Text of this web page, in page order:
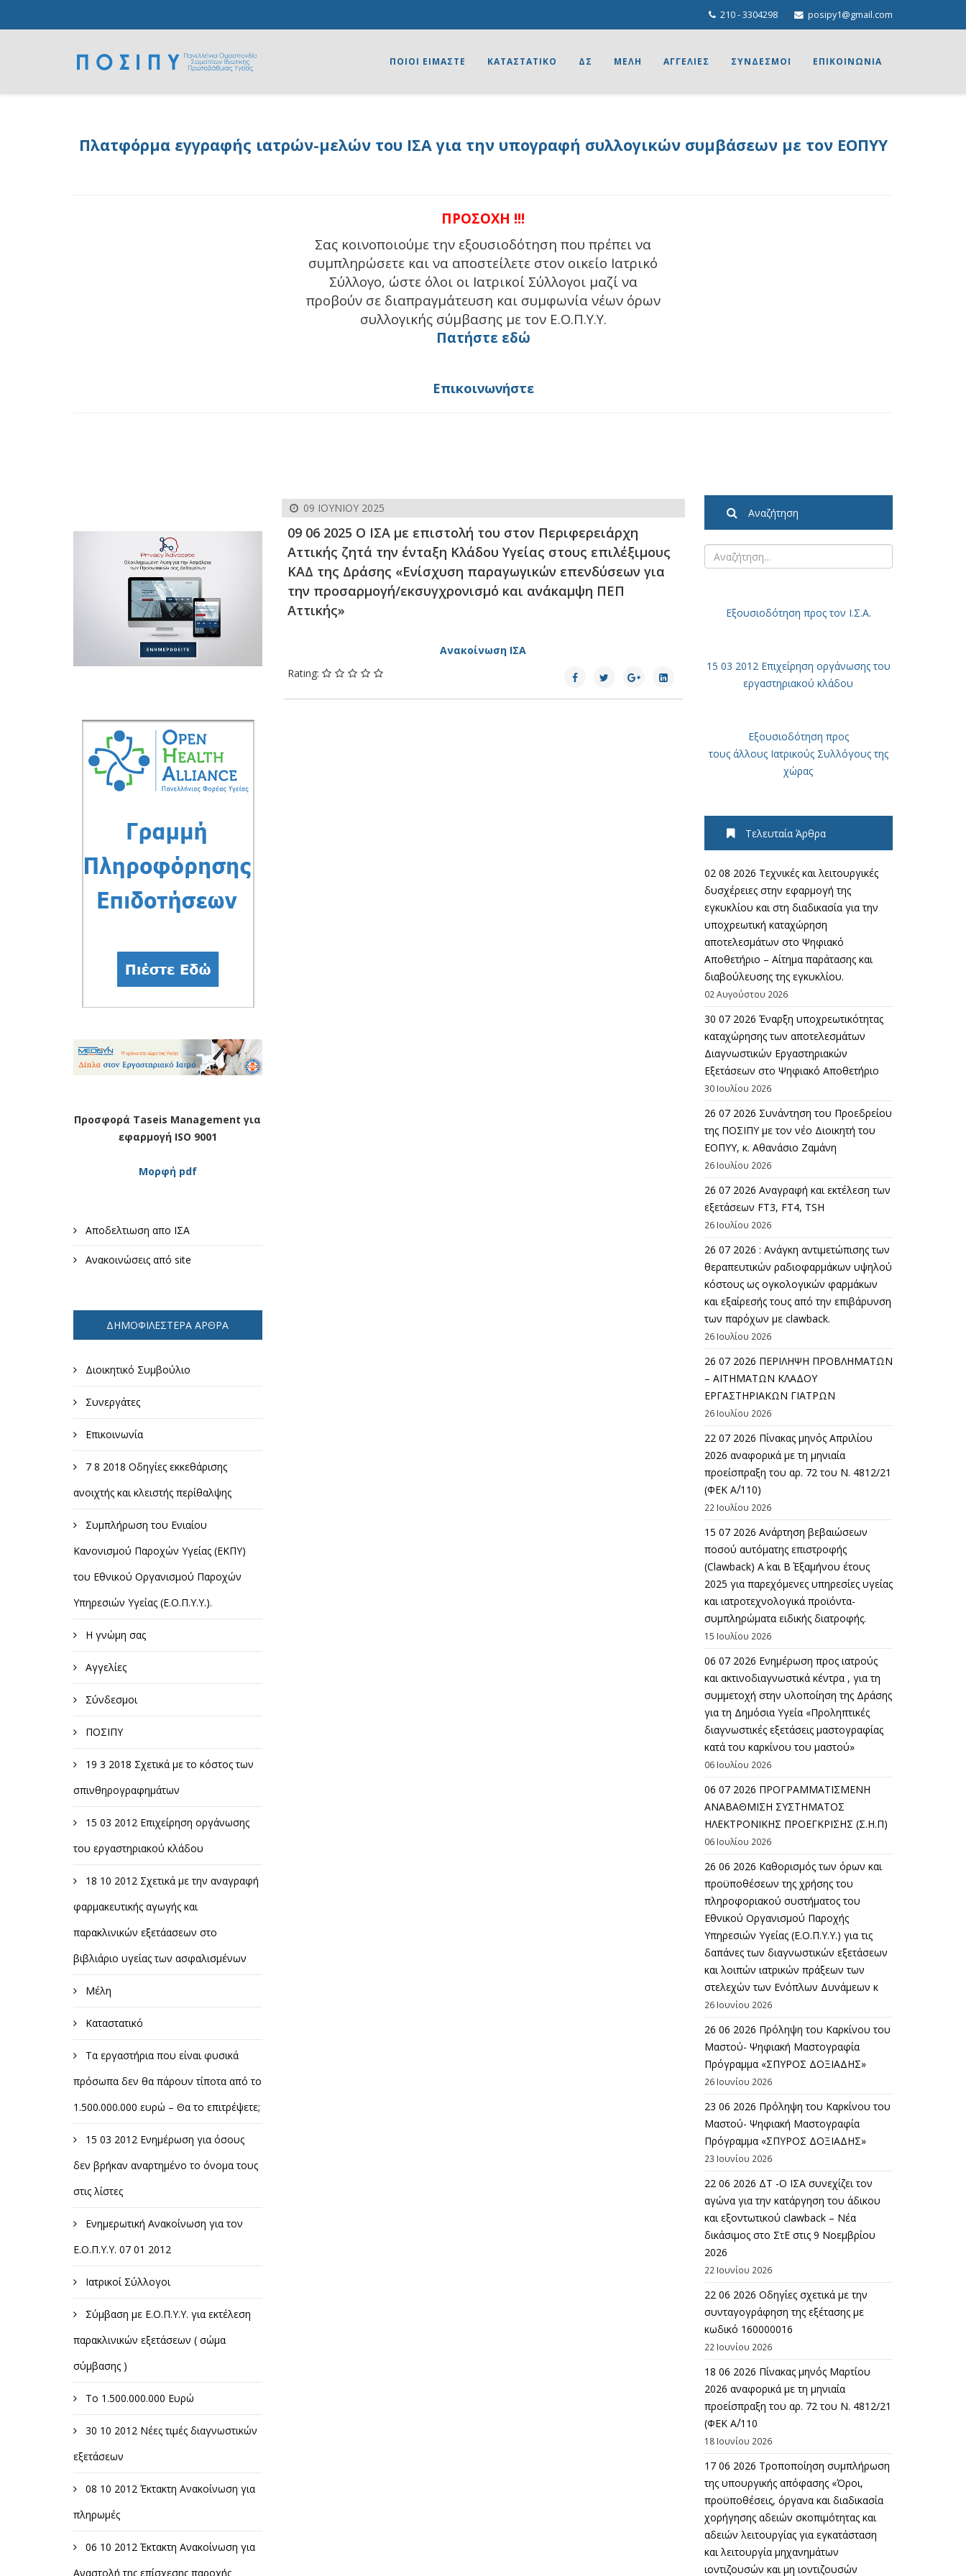
210 - 3304298 posipy1@gmail.com
ΠΟΙΟΙ ΕΙΜΑΣΤΕ ΚΑΤΑΣΤΑΤΙΚΟ ΔΣ ΜΕΛΗ ΑΓΓΕΛΙΕΣ ΣΥΝΔΕΣΜΟΙ ΕΠΙΚΟΙΝΩΝΙΑ
Πλατφόρμα εγγραφής ιατρών-μελών του ΙΣΑ για την υπογραφή συλλογικών συμβάσεων με τον ΕΟΠΥΥ
ΠΡΟΣΟΧΗ !!!
Σας κοινοποιούμε την εξουσιοδότηση που πρέπει να
συμπληρώσετε και να αποστείλετε στον οικείο Ιατρικό
Σύλλογο, ώστε όλοι οι Ιατρικοί Σύλλογοι μαζί να
προβούν σε διαπραγμάτευση και συμφωνία νέων όρων
συλλογικής σύμβασης με τον Ε.Ο.Π.Υ.Υ.
Πατήστε εδώ
Επικοινωνήστε
Προσφορά Taseis Management για
εφαρμογή ISO 9001
Μορφή pdf
Αποδελτιωση απο ΙΣΑ
Ανακοινώσεις από site
ΔΗΜΟΦΙΛΈΣΤΕΡΑ ΆΡΘΡΑ
Διοικητικό Συμβούλιο
Συνεργάτες
Επικοινωνία
7 8 2018 Οδηγίες εκκεθάρισης
ανοιχτής και κλειστής περίθαλψης
Συμπλήρωση του Ενιαίου
Κανονισμού Παροχών Υγείας (ΕΚΠΥ)
του Εθνικού Οργανισμού Παροχών
Υπηρεσιών Υγείας (Ε.Ο.Π.Υ.Υ.).
Η γνώμη σας
Αγγελίες
Σύνδεσμοι
ΠΟΣΙΠΥ
19 3 2018 Σχετικά με το κόστος των
σπινθηρογραφημάτων
15 03 2012 Επιχείρηση οργάνωσης
του εργαστηριακού κλάδου
18 10 2012 Σχετικά με την αναγραφή
φαρμακευτικής αγωγής και
παρακλινικών εξετάασεων στο
βιβλιάριο υγείας των ασφαλισμένων
Μέλη
Καταστατικό
Τα εργαστήρια που είναι φυσικά
πρόσωπα δεν θα πάρουν τίποτα από το
1.500.000.000 ευρώ – Θα το επιτρέψετε;
15 03 2012 Ενημέρωση για όσους
δεν βρήκαν αναρτημένο το όνομα τους
στις λίστες
Ενημερωτική Ανακοίνωση για τον
Ε.Ο.Π.Υ.Υ. 07 01 2012
Ιατρικοί Σύλλογοι
Σύμβαση με Ε.Ο.Π.Υ.Υ. για εκτέλεση
παρακλινικών εξετάσεων ( σώμα
σύμβασης )
Το 1.500.000.000 Ευρώ
30 10 2012 Νέες τιμές διαγνωστικών
εξετάσεων
08 10 2012 Έκτακτη Ανακοίνωση για
πληρωμές
06 10 2012 Έκτακτη Ανακοίνωση για
Αναστολή της επίσχεσης παροχής
09 ΙΟΥΝΊΟΥ 2025
09 06 2025 Ο ΙΣΑ με επιστολή του στον Περιφερειάρχη
Αττικής ζητά την ένταξη Κλάδου Υγείας στους επιλέξιμους
ΚΑΔ της Δράσης «Ενίσχυση παραγωγικών επενδύσεων για
την προσαρμογή/εκσυγχρονισμό και ανάκαμψη ΠΕΠ
Αττικής»
Ανακοίνωση ΙΣΑ
Rating:
Αναζήτηση
Εξουσιοδότηση προς τον Ι.Σ.Α.
15 03 2012 Επιχείρηση οργάνωσης του
εργαστηριακού κλάδου
Εξουσιοδότηση προς
τους άλλους Ιατρικούς Συλλόγους της
χώρας
Τελευταία Άρθρα
02 08 2026 Τεχνικές και λειτουργικές
δυσχέρειες στην εφαρμογή της
εγκυκλίου και στη διαδικασία για την
υποχρεωτική καταχώρηση
αποτελεσμάτων στο Ψηφιακό
Αποθετήριο – Αίτημα παράτασης και
διαβούλευσης της εγκυκλίου.
02 Αυγούστου 2026
30 07 2026 Έναρξη υποχρεωτικότητας
καταχώρησης των αποτελεσμάτων
Διαγνωστικών Εργαστηριακών
Εξετάσεων στο Ψηφιακό Αποθετήριο
30 Ιουλίου 2026
26 07 2026 Συνάντηση του Προεδρείου
της ΠΟΣΙΠΥ με τον νέο Διοικητή του
ΕΟΠΥΥ, κ. Αθανάσιο Ζαμάνη
26 Ιουλίου 2026
26 07 2026 Αναγραφή και εκτέλεση των
εξετάσεων FT3, FT4, TSH
26 Ιουλίου 2026
26 07 2026 : Ανάγκη αντιμετώπισης των
θεραπευτικών ραδιοφαρμάκων υψηλού
κόστους ως ογκολογικών φαρμάκων
και εξαίρεσής τους από την επιβάρυνση
των παρόχων με clawback.
26 Ιουλίου 2026
26 07 2026 ΠΕΡΙΛΗΨΗ ΠΡΟΒΛΗΜΑΤΩΝ
– ΑΙΤΗΜΑΤΩΝ ΚΛΑΔΟΥ
ΕΡΓΑΣΤΗΡΙΑΚΩΝ ΓΙΑΤΡΩΝ
26 Ιουλίου 2026
22 07 2026 Πίνακας μηνός Απριλίου
2026 αναφορικά με τη μηνιαία
προείσπραξη του αρ. 72 του Ν. 4812/21
(ΦΕΚ Α΄/110)
22 Ιουλίου 2026
15 07 2026 Ανάρτηση βεβαιώσεων
ποσού αυτόματης επιστροφής
(Clawback) A΄ και Β΄ Εξαμήνου έτους
2025 για παρεχόμενες υπηρεσίες υγείας
και ιατροτεχνολογικά προϊόντα-
συμπληρώματα ειδικής διατροφής.
15 Ιουλίου 2026
06 07 2026 Eνημέρωση προς ιατρούς
και ακτινοδιαγνωστικά κέντρα , για τη
συμμετοχή στην υλοποίηση της Δράσης
για τη Δημόσια Υγεία «Προληπτικές
διαγνωστικές εξετάσεις μαστογραφίας
κατά του καρκίνου του μαστού»
06 Ιουλίου 2026
06 07 2026 ΠΡΟΓΡΑΜΜΑΤΙΣΜΕΝΗ
ΑΝΑΒΑΘΜΙΣΗ ΣΥΣΤΗΜΑΤΟΣ
ΗΛΕΚΤΡΟΝΙΚΗΣ ΠΡΟΕΓΚΡΙΣΗΣ (Σ.Η.Π)
06 Ιουλίου 2026
26 06 2026 Καθορισμός των όρων και
προϋποθέσεων της χρήσης του
πληροφοριακού συστήματος του
Εθνικού Οργανισμού Παροχής
Υπηρεσιών Υγείας (Ε.Ο.Π.Υ.Υ.) για τις
δαπάνες των διαγνωστικών εξετάσεων
και λοιπών ιατρικών πράξεων των
στελεχών των Ενόπλων Δυνάμεων κ
26 Ιουνίου 2026
26 06 2026 Πρόληψη του Καρκίνου του
Μαστού- Ψηφιακή Μαστογραφία
Πρόγραμμα «ΣΠΥΡΟΣ ΔΟΞΙΑΔΗΣ»
26 Ιουνίου 2026
23 06 2026 Πρόληψη του Καρκίνου του
Μαστού- Ψηφιακή Μαστογραφία
Πρόγραμμα «ΣΠΥΡΟΣ ΔΟΞΙΑΔΗΣ»
23 Ιουνίου 2026
22 06 2026 ΔΤ -Ο ΙΣΑ συνεχίζει τον
αγώνα για την κατάργηση του άδικου
και εξοντωτικού clawback – Νέα
δικάσιμος στο ΣτΕ στις 9 Νοεμβρίου
2026
22 Ιουνίου 2026
22 06 2026 Οδηγίες σχετικά με την
συνταγογράφηση της εξέτασης με
κωδικό 160000016
22 Ιουνίου 2026
18 06 2026 Πίνακας μηνός Μαρτίου
2026 αναφορικά με τη μηνιαία
προείσπραξη του αρ. 72 του Ν. 4812/21
(ΦΕΚ Α΄/110
18 Ιουνίου 2026
17 06 2026 Τροποποίηση συμπλήρωση
της υπουργικής απόφασης «Όροι,
προϋποθέσεις, όργανα και διαδικασία
χορήγησης αδειών σκοπιμότητας και
αδειών λειτουργίας για εγκατάσταση
και λειτουργία μηχανημάτων
ιοντιζουσών και μη ιοντιζουσών